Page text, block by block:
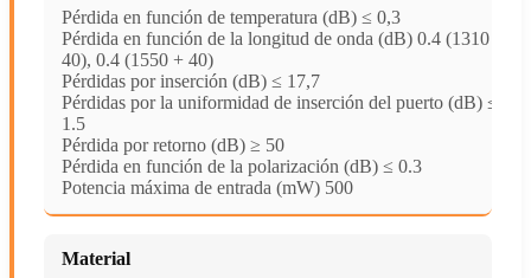
Pérdida en función de temperatura (dB) ≤ 0,3
Pérdida en función de la longitud de onda (dB) 0.4 (1310 +
40), 0.4 (1550 + 40)
Pérdidas por inserción (dB) ≤ 17,7
Pérdidas por la uniformidad de inserción del puerto (dB) ≤
1.5
Pérdida por retorno (dB) ≥ 50
Pérdida en función de la polarización (dB) ≤ 0.3
Potencia máxima de entrada (mW) 500
Material